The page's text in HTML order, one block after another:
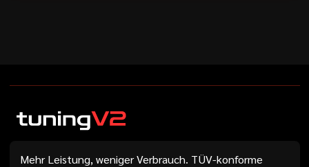
Mehr Leistung, weniger Verbrauch. TÜV-konforme